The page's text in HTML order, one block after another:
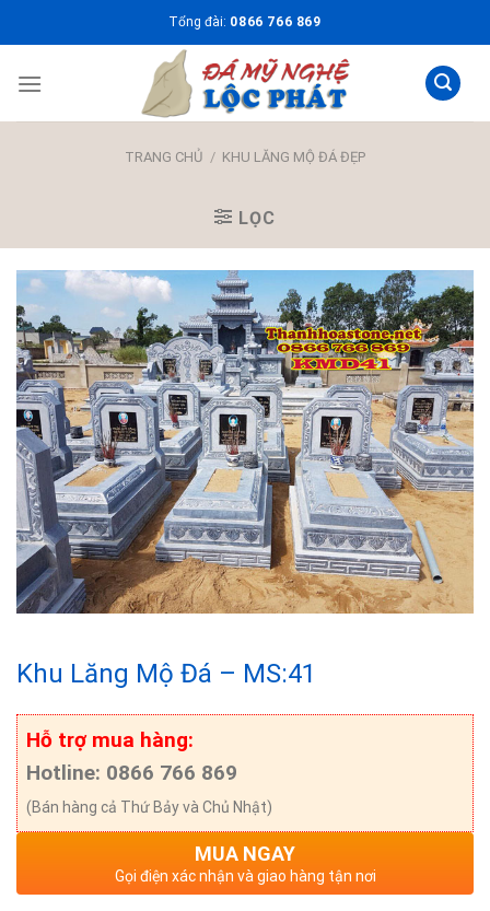
to
Tổng đài: 0866 766 869
TRANG CHỦ / KHU LĂNG MỘ ĐÁ ĐẸP
LỌC
Khu Lăng Mộ Đá – MS:41
Hỗ trợ mua hàng:
Hotline: 0866 766 869
(Bán hàng cả Thứ Bảy và Chủ Nhật)
MUA NGAY
Gọi điện xác nhận và giao hàng tận nơi